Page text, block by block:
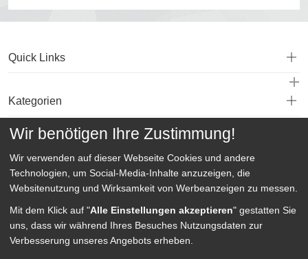
Quick Links
Kategorien
Wir benötigen Ihre Zustimmung!
Wir verwenden auf dieser Webseite Cookies und andere
Technologien, um Social-Media-Inhalte anzuzeigen, die
Websitenutzung und Wirksamkeit von Werbeanzeigen zu messen.
Mit dem Klick auf "Alle Einstellungen akzeptieren" gestatten Sie
uns, dass wir während Ihres Besuches Nutzungsdaten zur
Verbesserung unseres Angebots erheben.